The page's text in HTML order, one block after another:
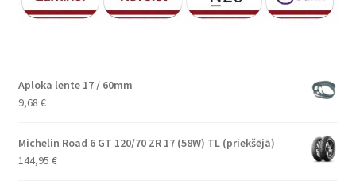
Aploka lente 17 / 60mm
9,68 €
Michelin Road 6 GT 120/70 ZR 17 (58W) TL (priekšējā)
144,95 €